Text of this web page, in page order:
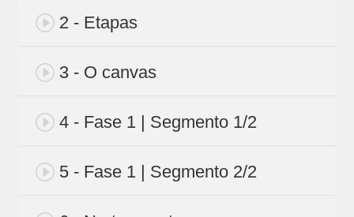
2 - Etapas
3 - O canvas
4 - Fase 1 | Segmento 1/2
5 - Fase 1 | Segmento 2/2